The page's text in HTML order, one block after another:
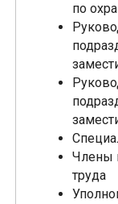
по
Члены
труда